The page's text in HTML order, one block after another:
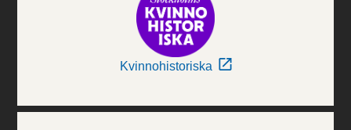
Kvinnohistoriska